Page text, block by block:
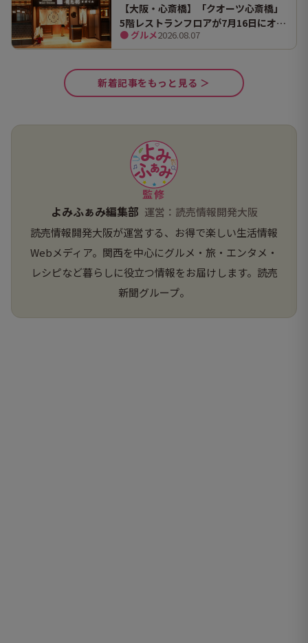
【大阪・心斎橋】「クオーツ心斎橋」
5階レストランフロアが7月16日にオー
プン！ 全国初・関西初出店を含む多彩
な9店舗
● グルメ2026.08.07
新着記事をもっと見る ＞
監修
よみふぁみ編集部 運営：読売情報開発大阪
読売情報開発大阪が運営する、お得で楽しい生活情報
Webメディア。関西を中心にグルメ・旅・エンタメ・
レシピなど暮らしに役立つ情報をお届けします。読売
新聞グループ。